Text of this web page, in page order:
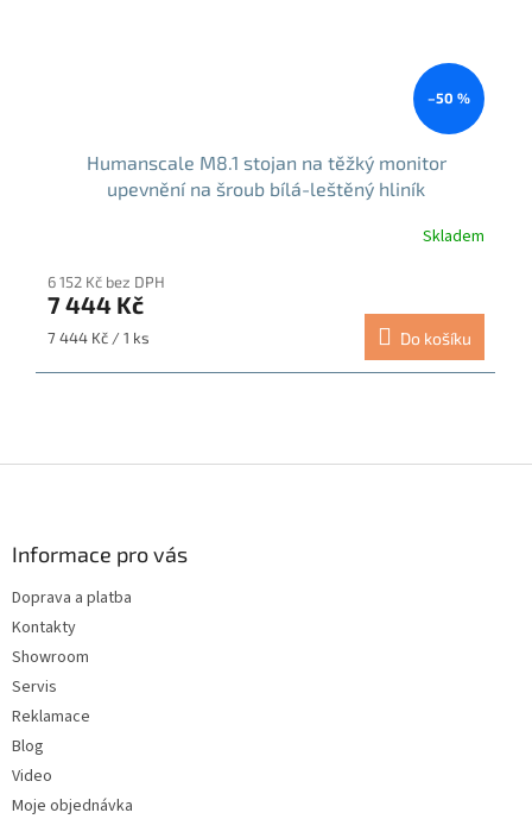
–50 %
Humanscale M8.1 stojan na těžký monitor
upevnění na šroub bílá-leštěný hliník
produktu
je
5,0
5
Skladem
6 152 Kč bez DPH
7 444 Kč
Měrná
7 444 Kč / 1 ks Do košíku
Informace pro vás
Doprava a platba
Kontakty
Showroom
Servis
Reklamace
Blog
Video
Moje objednávka